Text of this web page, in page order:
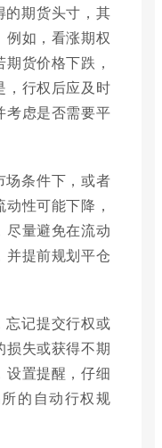
的期货头寸，其
例如，看涨期权
货价格下跌，
，行权后应及时
考虑是否需要平
场条件下，或者
性可能下降，
尽量避免在流动
并提前规划平仓
忘记提交行权或
损失或获得不期
设置提醒，仔细
的自动行权规